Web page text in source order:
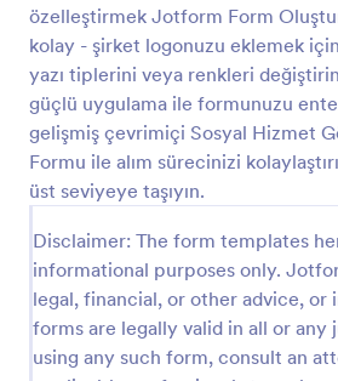
özelleştirmek Jotform Form
kolay - şirket logonuzu eklemek
yazı tiplerini veya renkleri
güçlü uygulama ile formunuzu
gelişmiş çevrimiçi Sosyal Hizmet
Formu ile alım sürecinizi
üst seviyeye taşıyın.
Disclaimer: The form templates
informational purposes only.
legal, financial, or other advice,
forms are legally valid in all or any
using any such form, consult an
Veteriner Ön Muayene
Bu veteriner ön fiziki muayene
kayıtlarınızı daha kolay
müşterinin iletişim bilgilerini,
hayvanın bilgilerini ve fiziksel
kayıt altına alabilirsiniz
Go to Category:
Sağlık Formları
Şablon
Önizleme